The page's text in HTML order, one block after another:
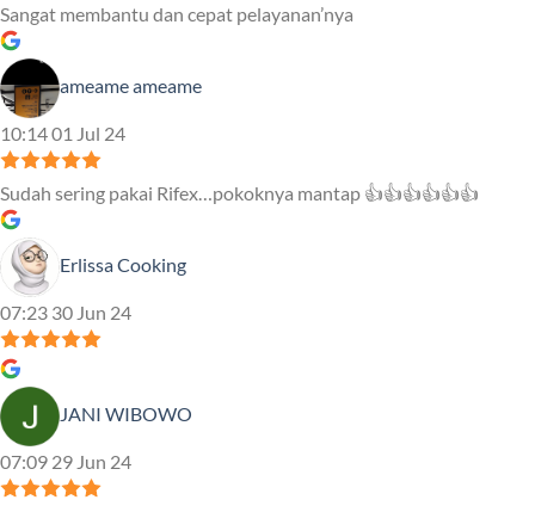
Sangat membantu dan cepat pelayanan’nya
ameame ameame
10:14 01 Jul 24
Sudah sering pakai Rifex…pokoknya mantap 👍👍👍👍👍👍
Erlissa Cooking
07:23 30 Jun 24
JANI WIBOWO
07:09 29 Jun 24